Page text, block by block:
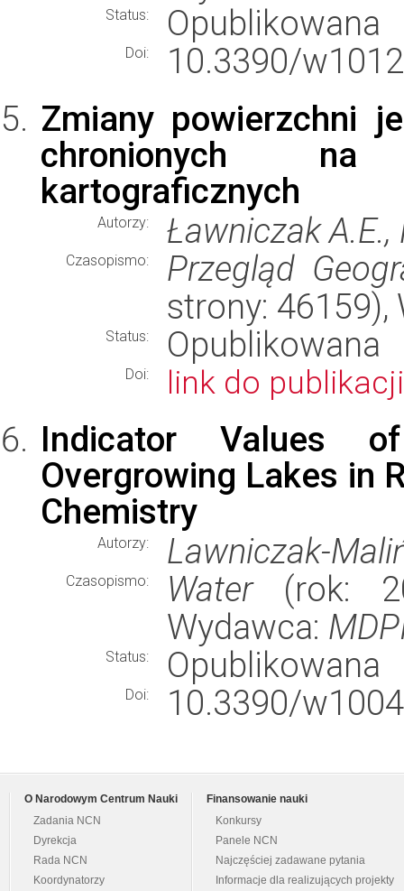
Status: Opublikowana
Doi:
10.3390/
Zmiany powierzchni
chronionych na
kartograficznych
Autorzy: Ławniczak A.E.,
Czasopismo:
Przegląd
strony:
Status: Opublikowana
Doi: link do publikacji
Indicator Values
Overgrowing Lakes in
Chemistry
Autorzy: Lawniczak-
Czasopismo: Water(rok:
Wydawca:
Status: Opublikowana
Doi: 10.3390/
O Narodowym Centrum Nauki
Zadania NCN
Dyrekcja
Rada NCN
Koordynatorzy
Finansowanie nauki
Konkursy
Panele NCN
Najczęściej zadawane pytania
Informacje dla realizujących projekty